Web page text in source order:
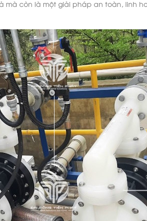
mà còn là một giải pháp an toàn, linh